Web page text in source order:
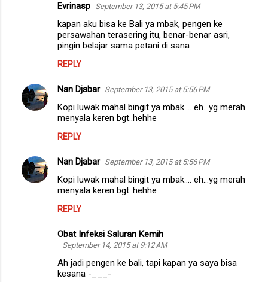
Evrinasp September 13, 2015 at 5:45 PM
kapan aku bisa ke Bali ya mbak, pengen ke
persawahan terasering itu, benar-benar asri,
pingin belajar sama petani di sana
REPLY
Nan Djabar September 13, 2015 at 5:56 PM
Kopi luwak mahal bingit ya mbak.... eh...yg merah
menyala keren bgt..hehhe
REPLY
Nan Djabar September 13, 2015 at 5:56 PM
Kopi luwak mahal bingit ya mbak.... eh...yg merah
menyala keren bgt..hehhe
REPLY
Obat Infeksi Saluran Kemih
September 14, 2015 at 9:12 AM
Ah jadi pengen ke bali, tapi kapan ya saya bisa
kesana -___-